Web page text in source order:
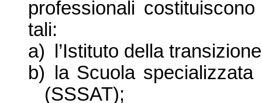
professionali
tali:
a)
l’Istituto della
b)
la Scuola
(SSSAT);